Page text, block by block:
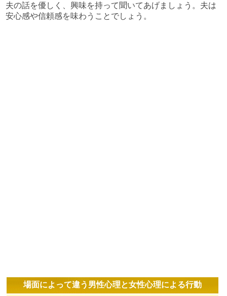
夫の話を優しく、興味を持って聞いてあげましょう。夫は
安心感や信頼感を味わうことでしょう。
場面によって違う男性心理と女性心理による行動